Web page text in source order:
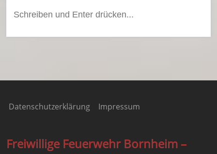
nach:
Datenschutzerklärung Impressum
Freiwillige Feuerwehr Bornheim –